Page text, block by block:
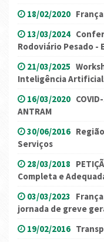
18/02/2020
13/03/2024
Rodoviário Pesado -
21/03/2025
Inteligência
16/03/2020
ANTRAM
30/06/2016
Serviços
28/03/2018
Completa e
03/03/2023
jornada de greve
19/02/2016